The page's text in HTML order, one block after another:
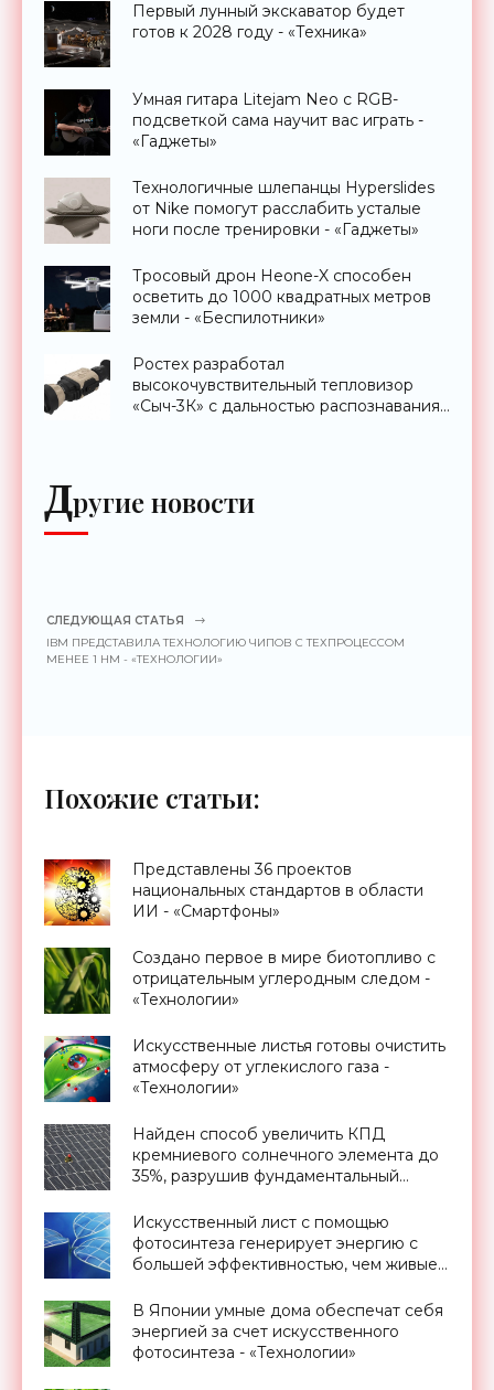
Первый лунный экскаватор будет
готов к 2028 году - «Техника»
Умная гитара Litejam Neo с RGB-
подсветкой сама научит вас играть -
«Гаджеты»
Технологичные шлепанцы Hyperslides
от Nike помогут расслабить усталые
ноги после тренировки - «Гаджеты»
Тросовый дрон Heone-X способен
осветить до 1000 квадратных метров
земли - «Беспилотники»
Ростех разработал
высокочувствительный тепловизор
«Сыч-3К» с дальностью распознавания
Другие новости
СЛЕДУЮЩАЯ СТАТЬЯ
IBM ПРЕДСТАВИЛА ТЕХНОЛОГИЮ ЧИПОВ С ТЕХПРОЦЕССОМ
МЕНЕЕ 1 НМ - «ТЕХНОЛОГИИ»
Похожие статьи:
Представлены 36 проектов
национальных стандартов в области
ИИ - «Смартфоны»
Создано первое в мире биотопливо с
отрицательным углеродным следом -
«Технологии»
Искусственные листья готовы очистить
атмосферу от углекислого газа -
«Технологии»
Найден способ увеличить КПД
кремниевого солнечного элемента до
35%, разрушив фундаментальный
Электроники»
Искусственный лист с помощью
фотосинтеза генерирует энергию с
большей эффективностью, чем живые
В Японии умные дома обеспечат себя
энергией за счет искусственного
фотосинтеза - «Технологии»